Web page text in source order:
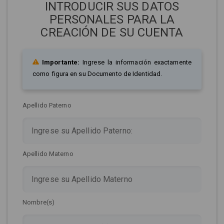
INTRODUCIR SUS DATOS
PERSONALES PARA LA
CREACIÓN DE SU CUENTA
Importante: Ingrese la información exactamente
como figura en su Documento de Identidad.
Apellido Paterno
Apellido Materno
Nombre(s)